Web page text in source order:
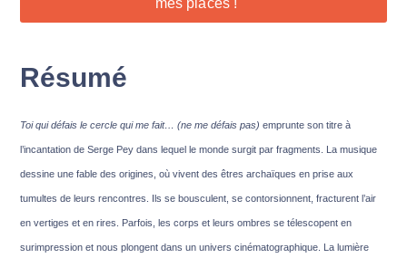
mes places !
Résumé
Toi qui défais le cercle qui me fait… (ne me défais pas) emprunte son titre à
l’incantation de Serge Pey dans lequel le monde surgit par fragments. La musique
dessine une fable des origines, où vivent des êtres archaïques en prise aux
tumultes de leurs rencontres. Ils se bousculent, se contorsionnent, fracturent l’air
en vertiges et en rires. Parfois, les corps et leurs ombres se télescopent en
surimpression et nous plongent dans un univers cinématographique. La lumière